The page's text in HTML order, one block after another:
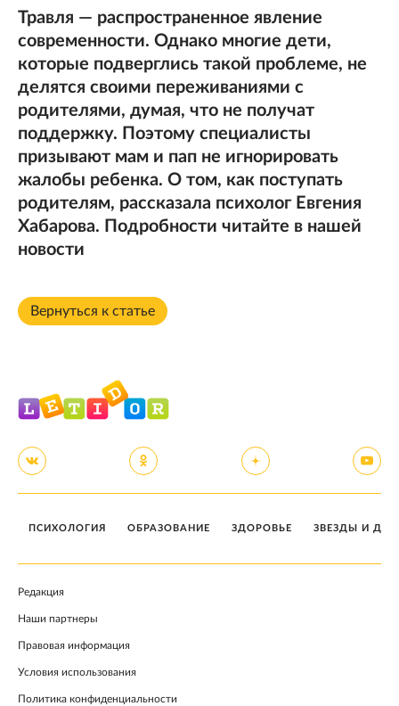
Травля — распространенное явление
современности. Однако многие дети,
которые подверглись такой проблеме, не
делятся своими переживаниями с
родителями, думая, что не получат
поддержку. Поэтому специалисты
призывают мам и пап не игнорировать
жалобы ребенка. О том, как поступать
родителям, рассказала психолог Евгения
Хабарова. Подробности читайте в нашей
новости
Вернуться к статье
ПСИХОЛОГИЯ ОБРАЗОВАНИЕ ЗДОРОВЬЕ ЗВЕЗДЫ И
Редакция
Наши партнеры
Правовая информация
Условия использования
Политика конфиденциальности